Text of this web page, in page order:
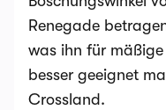
Renegade
was ihn für
besser geeignet
Crossland.